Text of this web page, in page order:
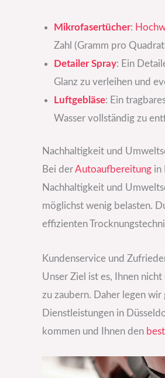
Mikrofasertücher:
Zahl (Gramm pro
Detailer Spray: Ein
Glanz zu verleihen und
Luftgebläse: Ein
Wasser vollständig zu
Nachhaltigkeit und
Bei derAutoaufbereitung in
Nachhaltigkeit und
möglichst wenig belasten.
effizienten
Kundenservice und
Unser Ziel ist es, Ihnen
zu zaubern. Daher legen
Dienstleistungen in
kommen und Ihnen den